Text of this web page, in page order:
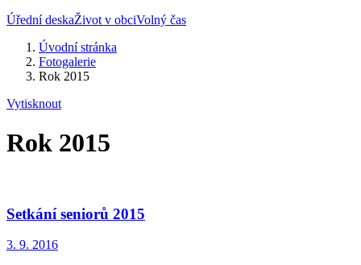
Úřední deskaŽivot v obciVolný čas
Úvodní stránka
Fotogalerie
Rok 2015
Vytisknout
Rok 2015
Setkání seniorů 2015
3. 9. 2016